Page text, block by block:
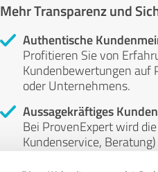
Mehr Transparenz und
Authentische
Profitieren Sie von
Kundenbewertungen auf
oder Unternehmens.
Aussagekräftiges
Bei ProvenExpert wird
Kundenservice,